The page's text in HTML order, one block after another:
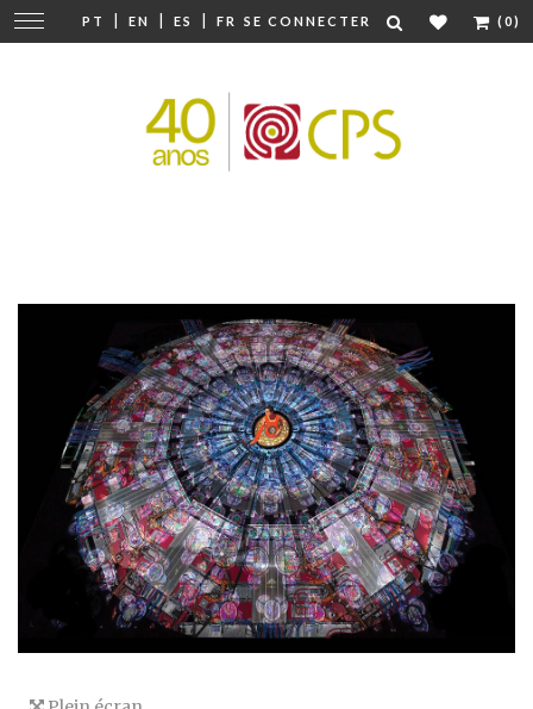
PT | EN | ES | FR SE CONNECTER (0)
Modifier
la